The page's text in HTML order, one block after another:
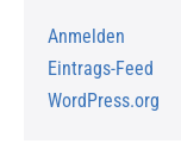
Anmelden
Eintrags-Feed
WordPress.org